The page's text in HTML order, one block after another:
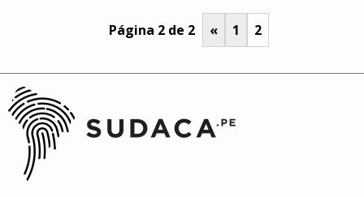
Página 2 de 2 « 1 2